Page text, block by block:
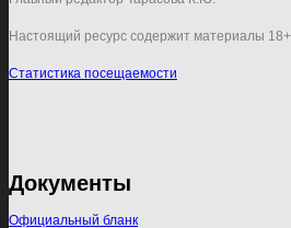
Настоящий ресурс содержит материалы 18+
Статистика посещаемости
Документы
Официальный бланк